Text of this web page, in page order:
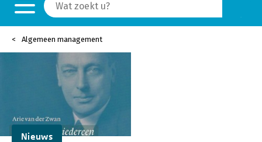
Algemeen management
Nieuws